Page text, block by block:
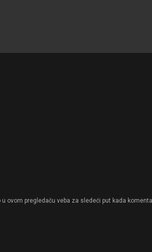
ovom pregledaču veba za sledeći put kada